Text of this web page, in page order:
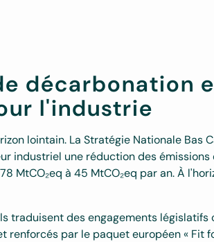
décarbonation
l'industrie
lointain. La Stratégie Nationale Bas
industriel une réduction des
MtCO₂eq à 45 MtCO₂eq par an. À
traduisent des engagements
renforcés par le paquet européen « Fit